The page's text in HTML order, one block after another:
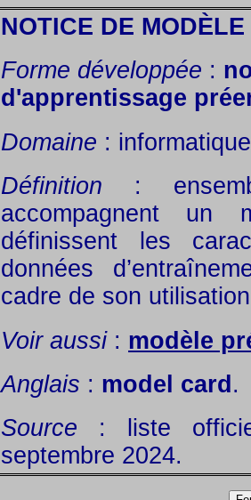
NOTICE DE
Forme développée :
d'apprentissage
Domaine :
Définition :
accompagnent un
définissent les
données
cadre de son
Voir aussi : modèle
Anglais : model card .
Source : liste
septembre 2024.